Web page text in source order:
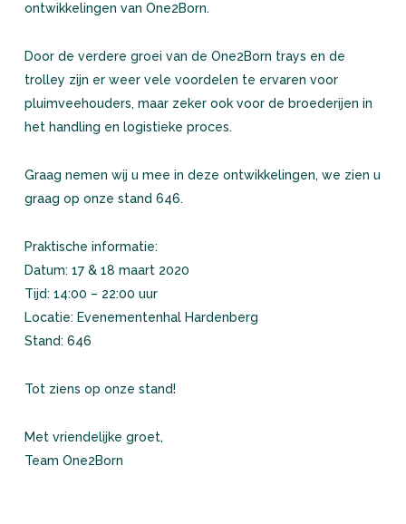
ontwikkelingen van One2Born.
Door de verdere groei van de One2Born trays en de
trolley zijn er weer vele voordelen te ervaren voor
pluimveehouders, maar zeker ook voor de broederijen in
het handling en logistieke proces.
Graag nemen wij u mee in deze ontwikkelingen, we zien u
graag op onze stand 646.
Praktische informatie:
Datum: 17 & 18 maart 2020
Tijd: 14:00 – 22:00 uur
Locatie: Evenementenhal Hardenberg
Stand: 646
Tot ziens op onze stand!
Met vriendelijke groet,
Team One2Born